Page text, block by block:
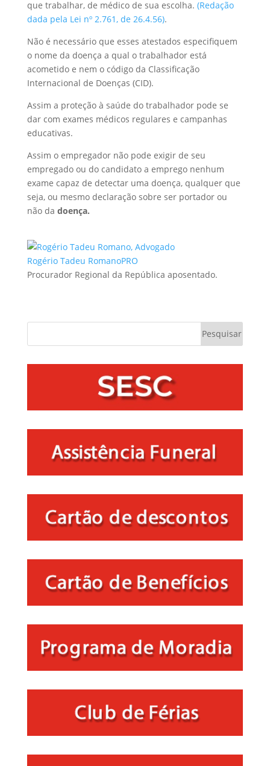
que trabalhar, de médico de sua escolha. (Redação
dada pela Lei nº 2.761, de 26.4.56).
Não é necessário que esses atestados especifiquem
o nome da doença a qual o trabalhador está
acometido e nem o código da Classificação
Internacional de Doenças (CID).
Assim a proteção à saúde do trabalhador pode se
dar com exames médicos regulares e campanhas
educativas.
Assim o empregador não pode exigir de seu
empregado ou do candidato a emprego nenhum
exame capaz de detectar uma doença, qualquer que
seja, ou mesmo declaração sobre ser portador ou
não da doença.
Rogério Tadeu RomanoPRO
Procurador Regional da República aposentado.